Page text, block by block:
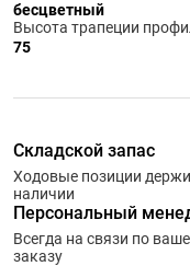
бесцветный
Высота трапеции
75
Складской запас
Ходовые позиции
наличии
Персональный
Всегда на связи по
заказу